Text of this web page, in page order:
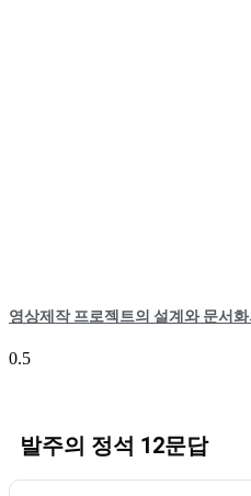
영상제작 프로젝트의 설계와 문서
발주의 정석 12문답